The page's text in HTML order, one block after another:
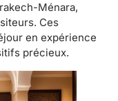
Ménara,
Ces
en expérience
précieux.